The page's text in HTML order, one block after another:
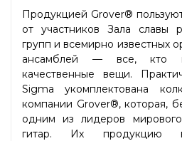
Продукцией Grover®
от участников Зала славы
групп и всемирно известных
ансамблей — все, кто
качественные вещи.
Sigma укомплектована
компании Grover®, которая,
одним из лидеров
гитар. Их продукцию